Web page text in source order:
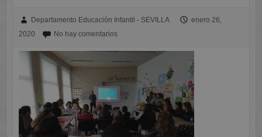
Departamento Educación Infantil - SEVILLA
enero 26,
2020
No hay comentarios